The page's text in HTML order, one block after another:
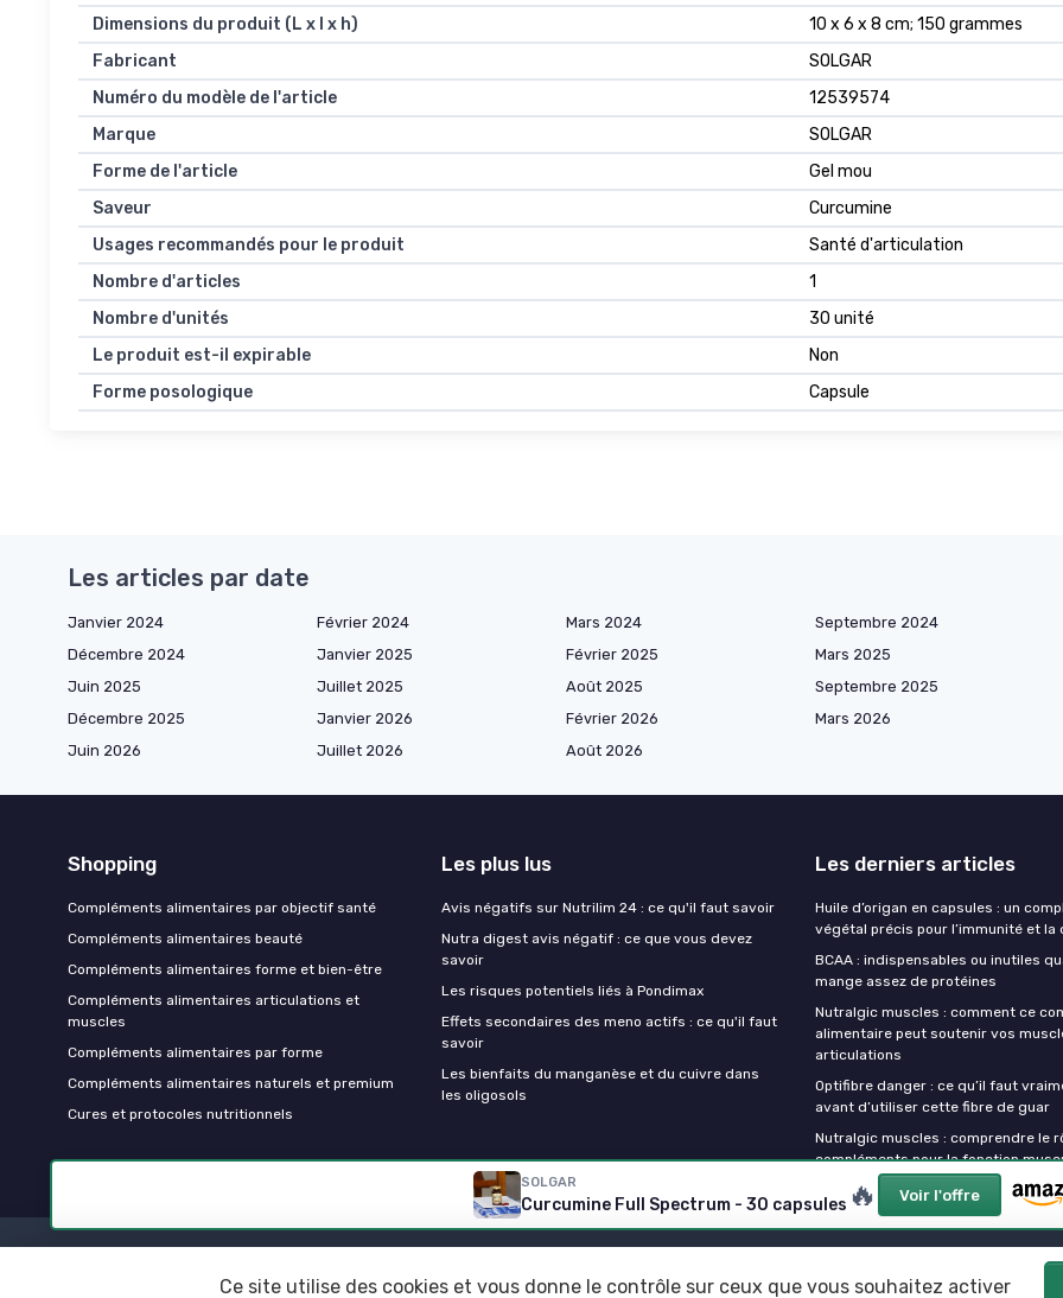
Dimensions du produit (L x l x h)
10 x 6 x 8 cm; 150 grammes
Fabricant
SOLGAR
Numéro du modèle de l'article
12539574
Marque
SOLGAR
Forme de l'article
Gel mou
Saveur
Curcumine
Usages recommandés pour le produit
Santé d'articulation
Nombre d'articles
1
Nombre d'unités
30 unité
Le produit est-il expirable
Non
Forme posologique
Capsule
SOLGAR
Curcumine Full Spectrum - 30 capsules 🔥 Voir l'offre
Les articles par date
Janvier 2024 Février 2024 Mars 2024 Septembre 2024
Décembre 2024
Janvier 2025 Février 2025 Mars 2025
Juin 2025
Juillet 2025 Août 2025 Septembre 2025
Décembre 2025
Janvier 2026 Février 2026 Mars 2026
Juin 2026
Juillet 2026 Août 2026
Shopping
Compléments alimentaires par objectif santé
Compléments alimentaires beauté
Compléments alimentaires forme et bien-être
Compléments alimentaires articulations et
muscles
Compléments alimentaires par forme
Compléments alimentaires naturels et premium
Cures et protocoles nutritionnels
Les plus lus
Avis négatifs sur Nutrilim 24 : ce qu'il faut savoir
Nutra digest avis négatif : ce que vous devez
savoir
Les risques potentiels liés à Pondimax
Effets secondaires des meno actifs : ce qu'il faut
savoir
Les bienfaits du manganèse et du cuivre dans
les oligosols
Les derniers articles
Huile d’origan en capsules : un
végétal précis pour l’immunité et la
BCAA : indispensables ou inutiles
mange assez de protéines
Nutralgic muscles : comment ce
alimentaire peut soutenir vos
articulations
Optifibre danger : ce qu’il faut
avant d’utiliser cette fibre de guar
Nutralgic muscles : comprendre le
compléments pour la fonction
© Mes complements alimentaires 2026
Ce site utilise des cookies et vous donne le contrôle sur ceux que vous souhaitez activer